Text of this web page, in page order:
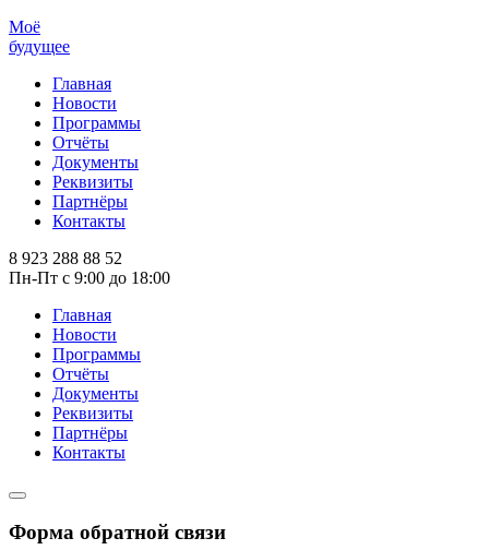
Моё
будущее
Главная
Новости
Программы
Отчёты
Документы
Реквизиты
Партнёры
Контакты
8 923 288 88 52
Пн-Пт с 9:00 до 18:00
Главная
Новости
Программы
Отчёты
Документы
Реквизиты
Партнёры
Контакты
Форма обратной связи